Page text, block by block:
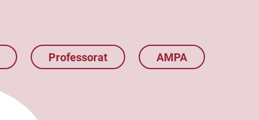
Professorat AMPA